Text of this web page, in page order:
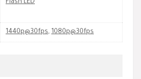
Flash LED
1440p@30fps, 1080p@30fps